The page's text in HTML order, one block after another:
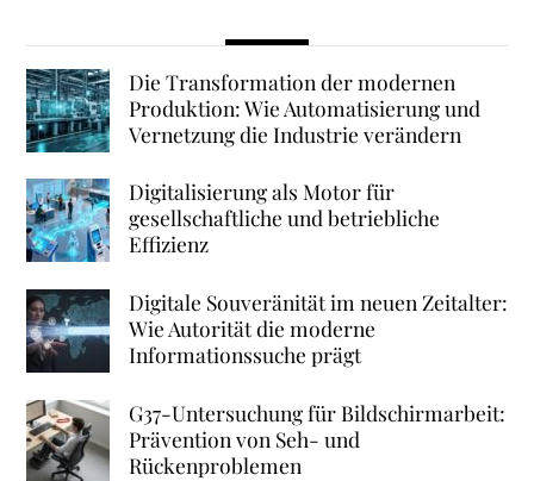
Die Transformation der modernen
Produktion: Wie Automatisierung und
Vernetzung die Industrie verändern
Digitalisierung als Motor für
gesellschaftliche und betriebliche
Effizienz
Digitale Souveränität im neuen Zeitalter:
Wie Autorität die moderne
Informationssuche prägt
G37-Untersuchung für Bildschirmarbeit:
Prävention von Seh- und
Rückenproblemen